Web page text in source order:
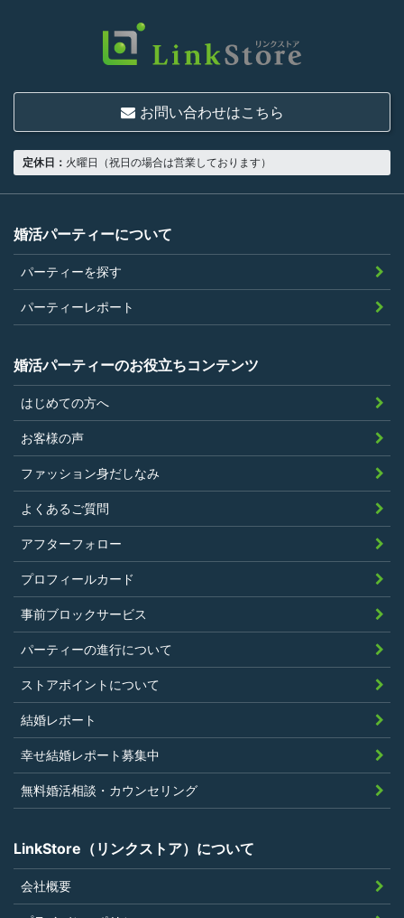
お問い合わせはこちら
定休日： 火曜日（祝日の場合は営業しております）
婚活パーティーについて
パーティーを探す
パーティーレポート
婚活パーティーのお役立ちコンテンツ
はじめての方へ
お客様の声
ファッション身だしなみ
よくあるご質問
アフターフォロー
プロフィールカード
事前ブロックサービス
パーティーの進行について
ストアポイントについて
結婚レポート
幸せ結婚レポート募集中
無料婚活相談・カウンセリング
LinkStore（リンクストア）について
会社概要